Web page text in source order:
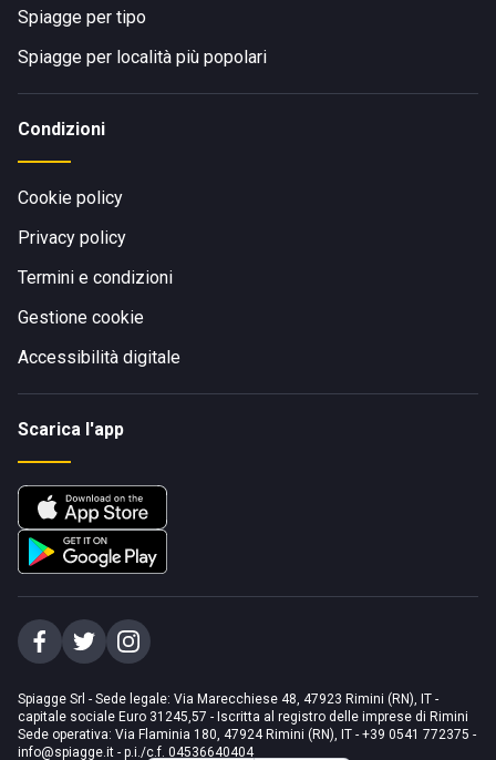
Spiagge per tipo
Spiagge per località più popolari
Condizioni
Cookie policy
Privacy policy
Termini e condizioni
Gestione cookie
Accessibilità digitale
Scarica l'app
Spiagge Srl - Sede legale: Via Marecchiese 48, 47923 Rimini (RN), IT -
capitale sociale Euro 31245,57 - Iscritta al registro delle imprese di Rimini
Sede operativa: Via Flaminia 180, 47924 Rimini (RN), IT - +39 0541 772375 -
info@spiagge.it - p.i./c.f. 04536640404